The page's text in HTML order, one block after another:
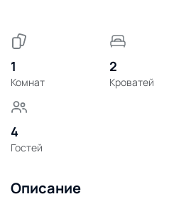
1
Комнат
2
Кроватей
4
Гостей
Описание